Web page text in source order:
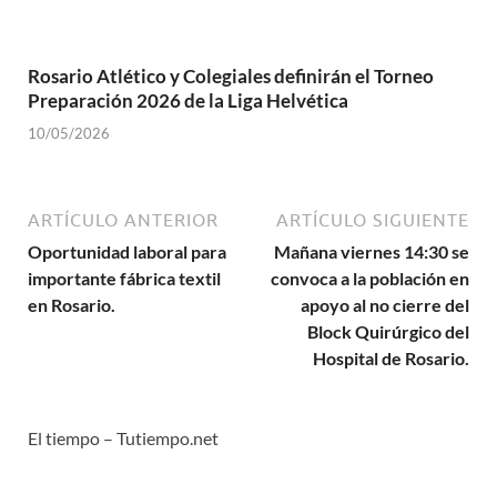
Rosario Atlético y Colegiales definirán el Torneo
Preparación 2026 de la Liga Helvética
10/05/2026
ARTÍCULO ANTERIOR
Oportunidad laboral para
importante fábrica textil
en Rosario.
ARTÍCULO SIGUIENTE
Mañana viernes 14:30 se
convoca a la población en
apoyo al no cierre del
Block Quirúrgico del
Hospital de Rosario.
El tiempo – Tutiempo.net